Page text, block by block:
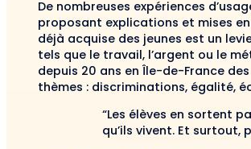
De nombreuses expériences
proposant explications et mises
déjà acquise des jeunes est un
tels que le travail, l’argent ou le
depuis 20 ans en Île-de-France
thèmes : discriminations, égalité,
“Les élèves en sortent
qu’ils vivent. Et surtout,